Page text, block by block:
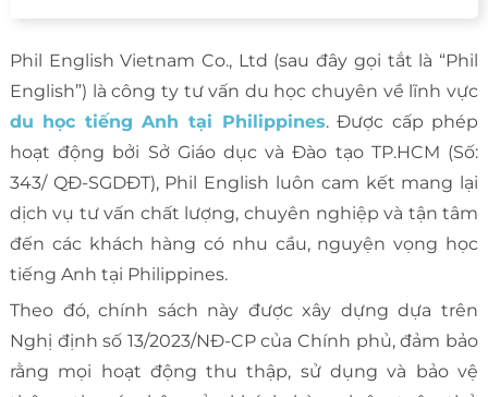
Phil English Vietnam Co., Ltd (sau đây gọi tắt là “Phil
English”) là công ty tư vấn du học chuyên về lĩnh vực
du học tiếng Anh tại Philippines. Được cấp phép
hoạt động bởi Sở Giáo dục và Đào tạo TP.HCM (Số:
343/ QĐ-SGDĐT), Phil English luôn cam kết mang lại
dịch vụ tư vấn chất lượng, chuyên nghiệp và tận tâm
đến các khách hàng có nhu cầu, nguyện vọng học
tiếng Anh tại Philippines.
Theo đó, chính sách này được xây dựng dựa trên
Nghị định số 13/2023/NĐ-CP của Chính phủ, đảm bảo
rằng mọi hoạt động thu thập, sử dụng và bảo vệ